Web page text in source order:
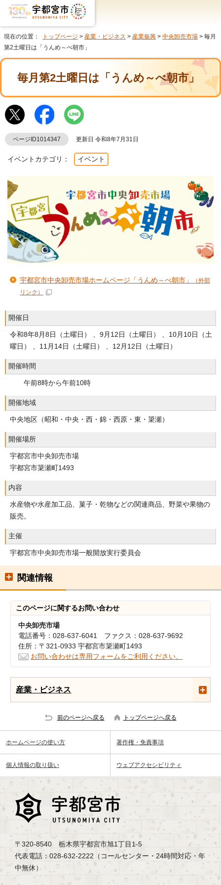
現在の位置： トップページ > 産業・ビジネス > 産業振興 > 中央卸売市場 > 毎月
第2土曜日は「うんめ～べ朝市」
毎月第2土曜日は「うんめ～べ朝市」
ページID1014347 更新日 令和8年7月31日
イベントカテゴリ： イベント
宇都宮市中央卸売市場ホームページ「うんめ～べ朝市」
（外部
リンク）
開催日
令和8年8月8日（土曜日） 、9月12日（土曜日） 、10月10日（土
曜日） 、11月14日（土曜日） 、12月12日（土曜日）
開催時間
午前8時から午前10時
開催地域
中央地区（昭和・中央・西・錦・西原・東・簗瀬）
開催場所
宇都宮市中央卸売市場
宇都宮市簗瀬町1493
内容
水産物や水産加工品、菓子・乾物などの関連商品、野菜や果物の
販売。
主催
宇都宮市中央卸売市場一般開放実行委員会
関連情報
このページに関するお問い合わせ
中央卸売市場
電話番号：028-637-6041 ファクス：028-637-9692
住所：〒321-0933 宇都宮市簗瀬町1493
お問い合わせは専用フォームをご利用ください。
産業・ビジネス
前のページへ戻る トップページへ戻る
ホームページの使い方 著作権・免責事項
個人情報の取り扱い ウェブアクセシビリティ
〒320-8540 栃木県宇都宮市旭1丁目1-5
代表電話：028-632-2222（コールセンター・24時間対応・年
中無休）